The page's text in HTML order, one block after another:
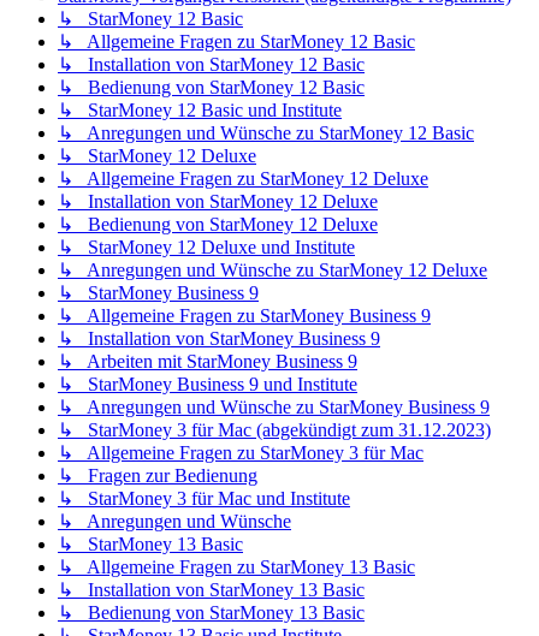
↳ StarMoney 12 Basic
↳ Allgemeine Fragen zu StarMoney 12 Basic
↳ Installation von StarMoney 12 Basic
↳ Bedienung von StarMoney 12 Basic
↳ StarMoney 12 Basic und Institute
↳ Anregungen und Wünsche zu StarMoney 12 Basic
↳ StarMoney 12 Deluxe
↳ Allgemeine Fragen zu StarMoney 12 Deluxe
↳ Installation von StarMoney 12 Deluxe
↳ Bedienung von StarMoney 12 Deluxe
↳ StarMoney 12 Deluxe und Institute
↳ Anregungen und Wünsche zu StarMoney 12 Deluxe
↳ StarMoney Business 9
↳ Allgemeine Fragen zu StarMoney Business 9
↳ Installation von StarMoney Business 9
↳ Arbeiten mit StarMoney Business 9
↳ StarMoney Business 9 und Institute
↳ Anregungen und Wünsche zu StarMoney Business 9
↳ StarMoney 3 für Mac (abgekündigt zum 31.12.2023)
↳ Allgemeine Fragen zu StarMoney 3 für Mac
↳ Fragen zur Bedienung
↳ StarMoney 3 für Mac und Institute
↳ Anregungen und Wünsche
↳ StarMoney 13 Basic
↳ Allgemeine Fragen zu StarMoney 13 Basic
↳ Installation von StarMoney 13 Basic
↳ Bedienung von StarMoney 13 Basic